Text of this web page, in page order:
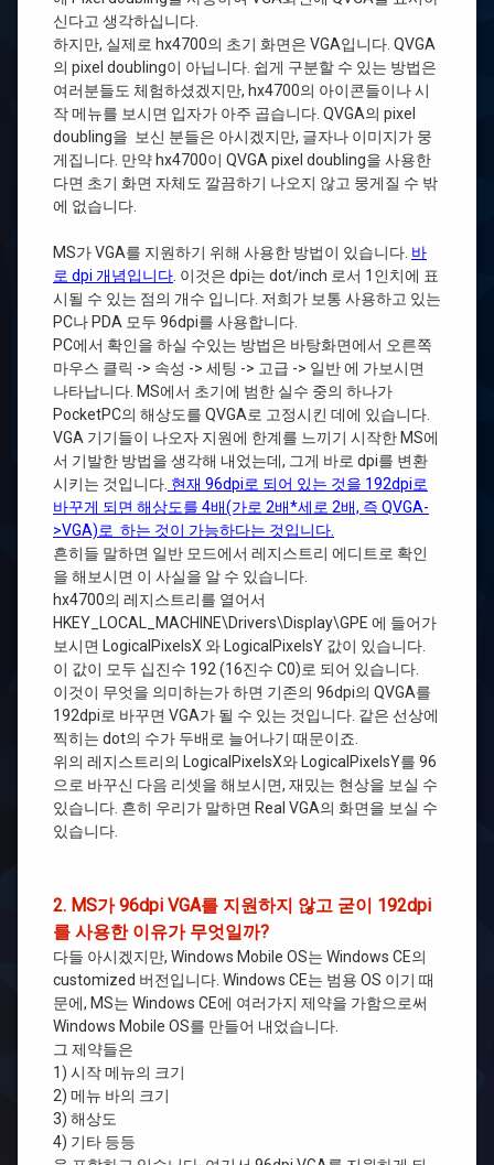
신다고 생각하십니다.
하지만, 실제로 hx4700의 초기 화면은 VGA입니다. QVGA
의 pixel doubling이 아닙니다. 쉽게 구분할 수 있는 방법은
여러분들도 체험하셨겠지만, hx4700의 아이콘들이나 시
작 메뉴를 보시면 입자가 아주 곱습니다. QVGA의 pixel
doubling을 보신 분들은 아시겠지만, 글자나 이미지가 뭉
게집니다. 만약 hx4700이 QVGA pixel doubling을 사용한
다면 초기 화면 자체도 깔끔하기 나오지 않고 뭉게질 수 밖
에 없습니다.
MS가 VGA를 지원하기 위해 사용한 방법이 있습니다. 바
로 dpi 개념입니다 . 이것은 dpi는 dot/inch 로서 1인치에 표
시될 수 있는 점의 개수 입니다. 저희가 보통 사용하고 있는
PC나 PDA 모두 96dpi를 사용합니다.
PC에서 확인을 하실 수있는 방법은 바탕화면에서 오른쪽
마우스 클릭 -> 속성 -> 세팅 -> 고급 -> 일반 에 가보시면
나타납니다. MS에서 초기에 범한 실수 중의 하나가
PocketPC의 해상도를 QVGA로 고정시킨 데에 있습니다.
VGA 기기들이 나오자 지원에 한계를 느끼기 시작한 MS에
서 기발한 방법을 생각해 내었는데, 그게 바로 dpi를 변환
시키는 것입니다. 현재 96dpi로 되어 있는 것을 192dpi로
바꾸게 되면 해상도를 4배(가로 2배*세로 2배, 즉 QVGA-
>VGA)로 하는 것이 가능하다는 것입니다.
흔히들 말하면 일반 모드에서 레지스트리 에디트로 확인
을 해보시면 이 사실을 알 수 있습니다.
hx4700의 레지스트리를 열어서
HKEY_LOCAL_MACHINE\Drivers\Display\GPE 에 들어가
보시면 LogicalPixelsX 와 LogicalPixelsY 값이 있습니다.
이 값이 모두 십진수 192 (16진수 C0)로 되어 있습니다.
이것이 무엇을 의미하는가 하면 기존의 96dpi의 QVGA를
192dpi로 바꾸면 VGA가 될 수 있는 것입니다. 같은 선상에
찍히는 dot의 수가 두배로 늘어나기 때문이죠.
위의 레지스트리의 LogicalPixelsX와 LogicalPixelsY를 96
으로 바꾸신 다음 리셋을 해보시면, 재밌는 현상을 보실 수
있습니다. 흔히 우리가 말하면 Real VGA의 화면을 보실 수
있습니다.
2. MS가 96dpi VGA를 지원하지 않고 굳이 192dpi
를 사용한 이유가 무엇일까?
다들 아시겠지만, Windows Mobile OS는 Windows CE의
customized 버전입니다. Windows CE는 범용 OS 이기 때
문에, MS는 Windows CE에 여러가지 제약을 가함으로써
Windows Mobile OS를 만들어 내었습니다.
그 제약들은
1) 시작 메뉴의 크기
2) 메뉴 바의 크기
3) 해상도
4) 기타 등등